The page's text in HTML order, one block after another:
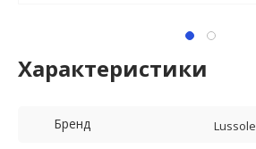
Характеристики
Бренд Lussole